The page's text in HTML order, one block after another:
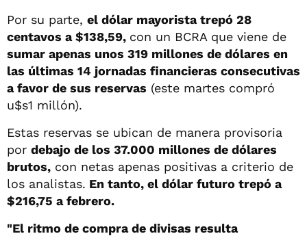
Por su parte, el dólar mayorista trepó 28
centavos a $138,59, con un BCRA que viene de
sumar apenas unos 319 millones de dólares en
las últimas 14 jornadas financieras consecutivas
a favor de sus reservas (este martes compró
u$s1 millón).
Estas reservas se ubican de manera provisoria
por debajo de los 37.000 millones de dólares
brutos, con netas apenas positivas a criterio de
los analistas. En tanto, el dólar futuro trepó a
$216,75 a febrero.
"El ritmo de compra de divisas resulta